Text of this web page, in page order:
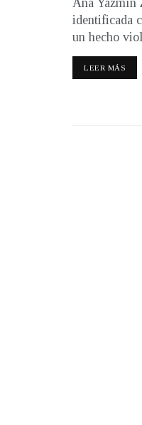
Ana Yazmín
identificada
un hecho
LEER MÁS